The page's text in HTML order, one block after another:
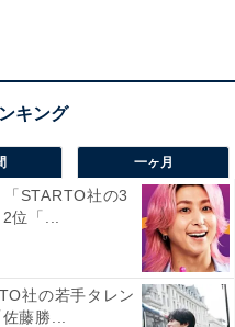
年で、足のつかない深さ
れかけて、息が続かなく
らったこと」（岩手県 女
が届かないプールで、ジ
ればいけないというレッ
一ヶ月
STARTO社の3
位「...
社の若手タレン
藤勝...